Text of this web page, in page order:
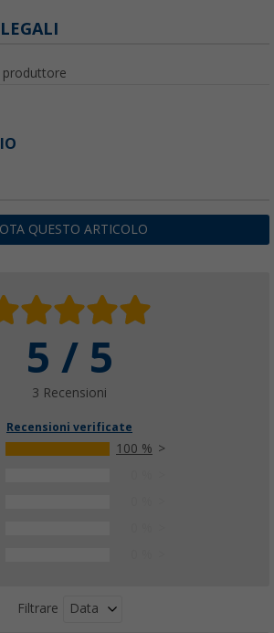
produttore
QUESTO ARTICOLO
5 / 5
3 Recensioni
Recensioni verificate
100 %
Filtrare Data